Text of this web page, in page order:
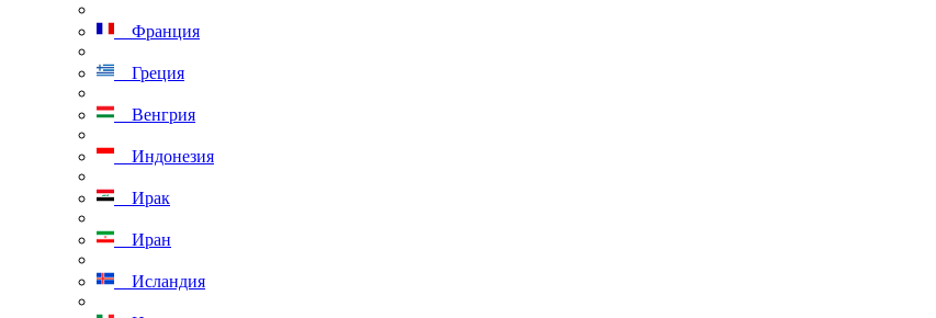
Франция
Греция
Венгрия
Индонезия
Ирак
Иран
Исландия